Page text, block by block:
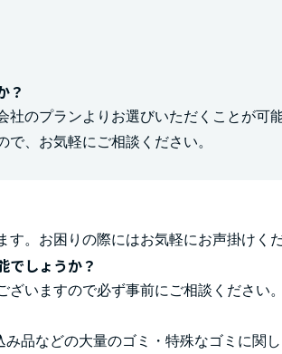
？
のプランよりお選びいただくことが可
、お気軽にご相談ください。
す。お困りの際にはお気軽にお声掛けく
でしょうか？
ざいますので必ず事前にご相談ください
品などの大量のゴミ・特殊なゴミに関